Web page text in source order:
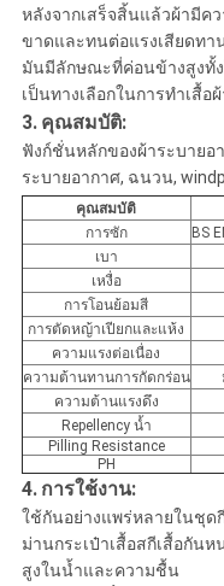
หลังจากเสร็จสิ้นแล้วผ้ามีค
ขาดและทนต่อแรงเสียดทา
มันมีลักษณะที่ค่อนข้างสูงทั้
เป็นทางเลือกในการทำเสื้
3. คุณสมบัติ:
ฟังก์ชั่นหลักของผ้าระบาย
ระบายอากาศ, ฉนวน,
คุณสมบัติ
การซัก
BS
เบา
เหงื่อ
การโอนย้อมสี
การตัดหญ้าเปียกและแห้ง
ความแรงต่อเนื่อง
ความต้านทานการกัดกร่อน
ความต้านแรงดึง
Repellency น้ำ
Pilling Resistance
PH
4. การใช้งาน:
ใช้กันอย่างแพร่หลายในชุด
ม่านกระเป๋าเสื้อสกีเสื้อกัน
สูงในน้ำและความชื้น